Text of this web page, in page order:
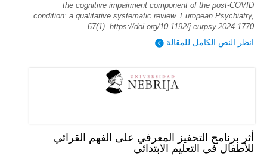
the cognitive impairment component of the post-COVID
condition: a qualitative systematic review. European Psychiatry,
67(1). https://doi.org/10.1192/j.eurpsy.2024.1770
انظر النص الكامل للمقالة
أثر برنامج التحفيز المعرفي على الفهم القرائي
للأطفال في التعليم الابتدائي